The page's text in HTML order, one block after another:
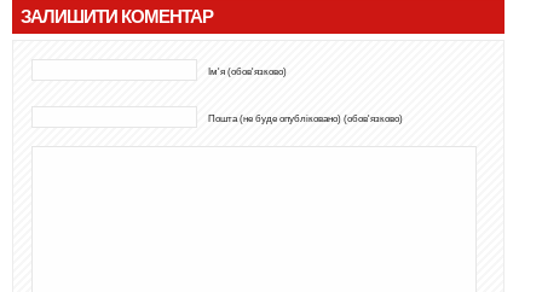
ЗАЛИШИТИ КОМЕНТАР
Ім'я (обов'язково)
Пошта (не буде опубліковано) (обов'язково)